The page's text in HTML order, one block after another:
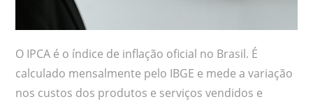
O IPCA é o índice de inflação oficial no Brasil. É
calculado mensalmente pelo IBGE e mede a variação
nos custos dos produtos e serviços vendidos e